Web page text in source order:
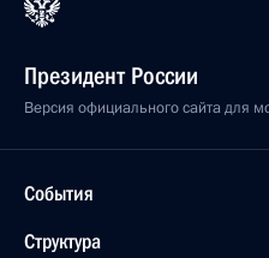
Президент России
Версия официального сайта для
События
Структура